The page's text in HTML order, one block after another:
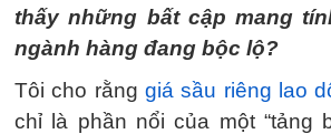
thấy những bất cập mang
ngành hàng đang bộc lộ?
Tôi cho rằng giá sầu riêng lao
chỉ là phần nổi của một “tảng